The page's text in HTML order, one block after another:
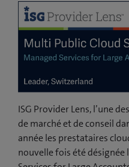
ISG Provider Lens, l’une
de marché et de conseil
année les prestataires
nouvelle fois été désignée